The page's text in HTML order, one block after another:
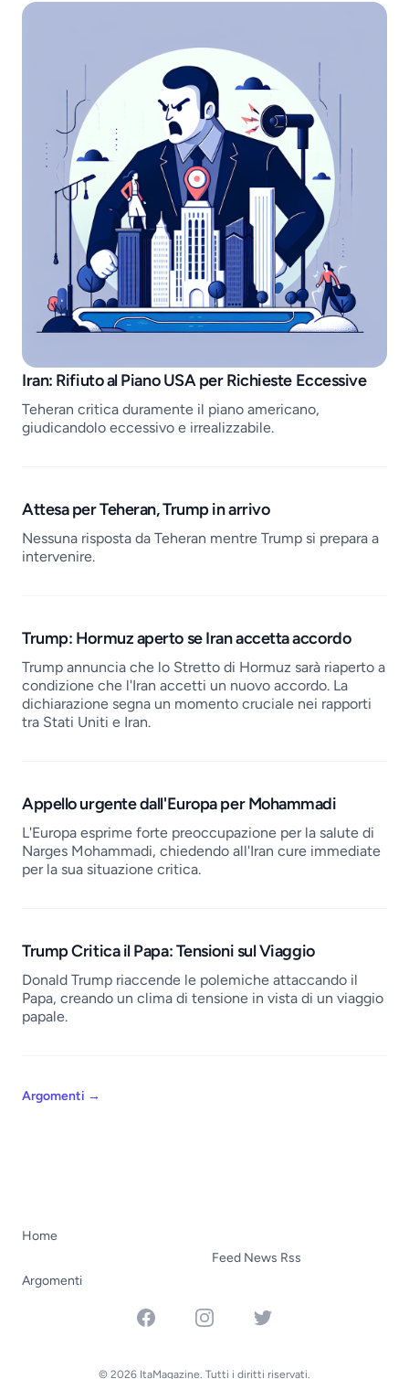
Job openings
Iran: Rifiuto al Piano USA per Richieste Eccessive
Teheran critica duramente il piano americano,
giudicandolo eccessivo e irrealizzabile.
Attesa per Teheran, Trump in arrivo
Nessuna risposta da Teheran mentre Trump si prepara a
intervenire.
Trump: Hormuz aperto se Iran accetta accordo
Trump annuncia che lo Stretto di Hormuz sarà riaperto a
condizione che l'Iran accetti un nuovo accordo. La
dichiarazione segna un momento cruciale nei rapporti
tra Stati Uniti e Iran.
Appello urgente dall'Europa per Mohammadi
L'Europa esprime forte preoccupazione per la salute di
Narges Mohammadi, chiedendo all'Iran cure immediate
per la sua situazione critica.
Trump Critica il Papa: Tensioni sul Viaggio
Donald Trump riaccende le polemiche attaccando il
Papa, creando un clima di tensione in vista di un viaggio
papale.
Argomenti →
Home
Argomenti
Feed News Rss
FacebookInstagramTwitter
© 2026 ItaMagazine. Tutti i diritti riservati.